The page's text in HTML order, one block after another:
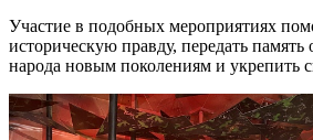
Участие в подобных мероприятиях
историческую правду, передать память
народа новым поколениям и укрепить